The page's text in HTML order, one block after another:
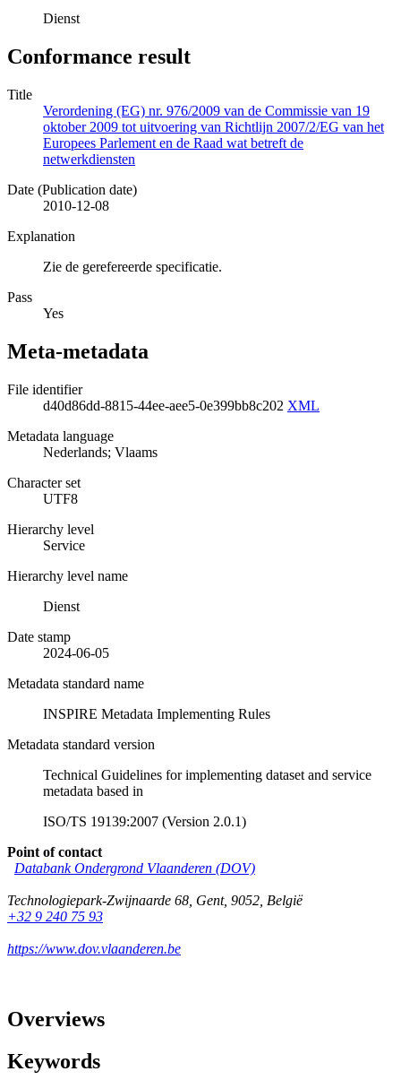
Dienst
Conformance result
Title
Verordening (EG) nr. 976/2009 van de Commissie van 19
oktober 2009 tot uitvoering van Richtlijn 2007/2/EG van het
Europees Parlement en de Raad wat betreft de
netwerkdiensten
Date (Publication date)
2010-12-08
Explanation
Zie de gerefereerde specificatie.
Pass
Yes
Meta-metadata
File identifier
d40d86dd-8815-44ee-aee5-0e399bb8c202 XML
Metadata language
Nederlands; Vlaams
Character set
UTF8
Hierarchy level
Service
Hierarchy level name
Dienst
Date stamp
2024-06-05
Metadata standard name
INSPIRE Metadata Implementing Rules
Metadata standard version
Technical Guidelines for implementing dataset and service
metadata based in
ISO/TS 19139:2007 (Version 2.0.1)
Point of contact
Databank Ondergrond Vlaanderen (DOV)
Technologiepark-Zwijnaarde 68 Gent, 9052 België
+32 9 240 75 93
https://www.dov.vlaanderen.be
Overviews
Keywords